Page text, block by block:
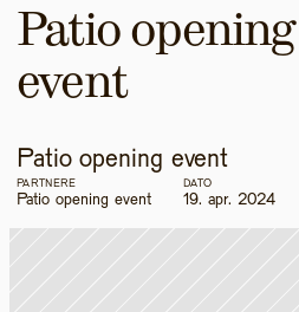
Patio opening
event
Patio opening event
PARTNERE
Patio opening event
DATO
19. apr. 2024